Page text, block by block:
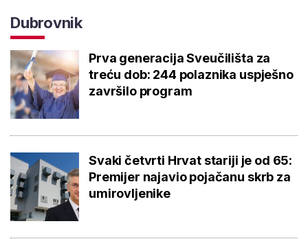
Dubrovnik
Prva generacija Sveučilišta za
treću dob: 244 polaznika uspješno
završilo program
Svaki četvrti Hrvat stariji je od 65:
Premijer najavio pojačanu skrb za
umirovljenike